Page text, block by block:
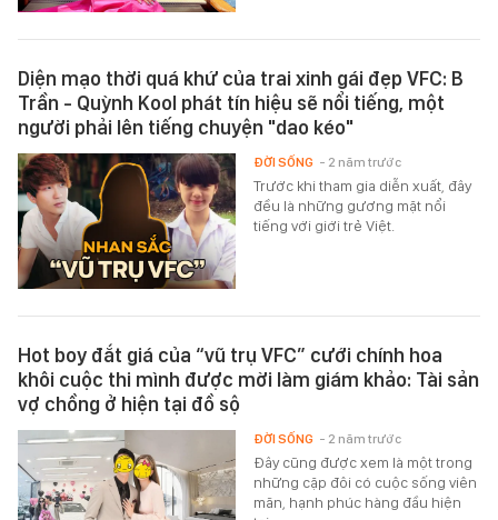
Diện mạo thời quá khứ của trai xinh gái đẹp VFC: B
Trần - Quỳnh Kool phát tín hiệu sẽ nổi tiếng, một
người phải lên tiếng chuyện "dao kéo"
Trước khi tham gia diễn xuất, đây
đều là những gương mặt nổi
tiếng với giới trẻ Việt.
ĐỜI SỐNG - 2 năm trước
Hot boy đắt giá của “vũ trụ VFC” cưới chính hoa
khôi cuộc thi mình được mời làm giám khảo: Tài sản
vợ chồng ở hiện tại đồ sộ
Đây cũng được xem là một trong
những cặp đôi có cuộc sống viên
mãn, hạnh phúc hàng đầu hiện
ĐỜI SỐNG - 2 năm trước